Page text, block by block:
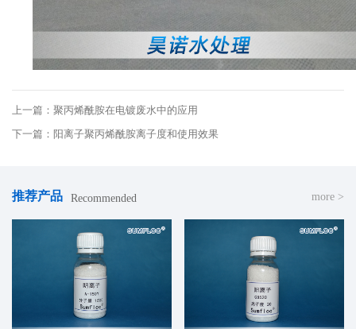
上一篇：聚丙烯酰胺在电镀废水中的应用
下一篇：阳离子聚丙烯酰胺离子度和使用效果
推荐产品 Recommended more >